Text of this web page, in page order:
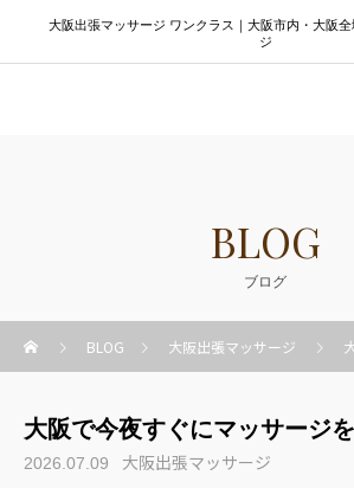
大阪出張マッサージ ワンクラス｜大阪市内・大阪
ジ
BLOG
ブログ
BLOG 大阪出張マッサージ
大阪で今夜すぐにマッサージ
2026.07.09 大阪出張マッサージ